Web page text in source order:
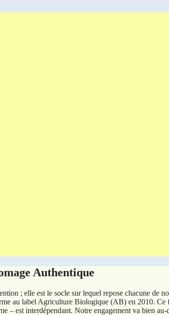
Authentique
; elle est le socle sur lequel repose chacune de
au label Agriculture Biologique (AB) en 2010.
– est interdépendant. Notre engagement va bien